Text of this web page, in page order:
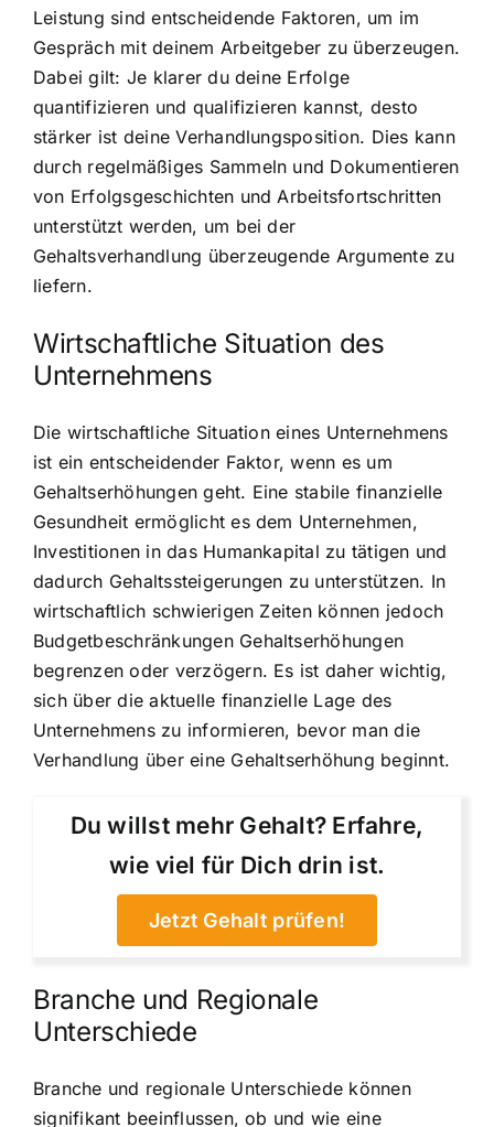
Leistung sind entscheidende Faktoren, um im
Gespräch mit deinem Arbeitgeber zu überzeugen.
Dabei gilt: Je klarer du deine Erfolge
quantifizieren und qualifizieren kannst, desto
stärker ist deine Verhandlungsposition. Dies kann
durch regelmäßiges Sammeln und Dokumentieren
von Erfolgsgeschichten und Arbeitsfortschritten
unterstützt werden, um bei der
Gehaltsverhandlung überzeugende Argumente zu
liefern.
Wirtschaftliche Situation des
Unternehmens
Die wirtschaftliche Situation eines Unternehmens
ist ein entscheidender Faktor, wenn es um
Gehaltserhöhungen geht. Eine stabile finanzielle
Gesundheit ermöglicht es dem Unternehmen,
Investitionen in das Humankapital zu tätigen und
dadurch Gehaltssteigerungen zu unterstützen. In
wirtschaftlich schwierigen Zeiten können jedoch
Budgetbeschränkungen Gehaltserhöhungen
begrenzen oder verzögern. Es ist daher wichtig,
sich über die aktuelle finanzielle Lage des
Unternehmens zu informieren, bevor man die
Verhandlung über eine Gehaltserhöhung beginnt.
Du willst mehr Gehalt? Erfahre,
wie viel für Dich drin ist.
Jetzt Gehalt prüfen!
Branche und Regionale
Unterschiede
Branche und regionale Unterschiede können
signifikant beeinflussen, ob und wie eine